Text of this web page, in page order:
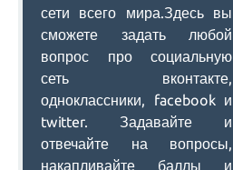
сети всего мира.Здесь вы
сможете задать любой
вопрос про социальную
сеть вконтакте,
одноклассники, facebook и
twitter. Задавайте и
отвечайте на вопросы,
накапливайте баллы и